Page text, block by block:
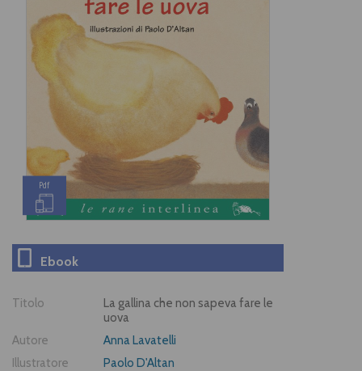
Pdf
Ebook
Titolo
La gallina che non sapeva fare le
uova
Autore
Anna Lavatelli
Illustratore
Paolo D'Altan